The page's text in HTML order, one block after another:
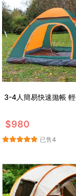
3-4人簡易快速拋帳
$980
已售4